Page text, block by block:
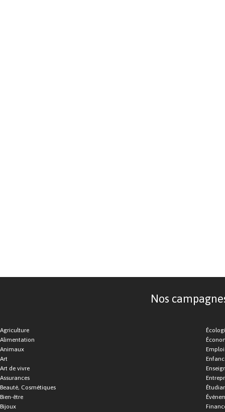
Nos
Agriculture
Alimentation
Animaux
Art
Art de vivre
Assurances
Beauté, Cosmétiques
Bien-être
Bijoux
Emploi